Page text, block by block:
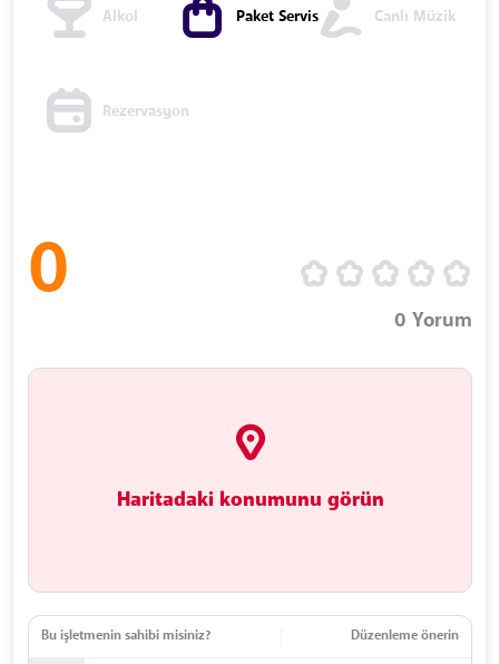
Alkol Paket Servis Canlı Müzik
Rezervasyon
0
0 Yorum
Haritadaki konumunu görün
Bu işletmenin sahibi misiniz? Düzenleme önerin